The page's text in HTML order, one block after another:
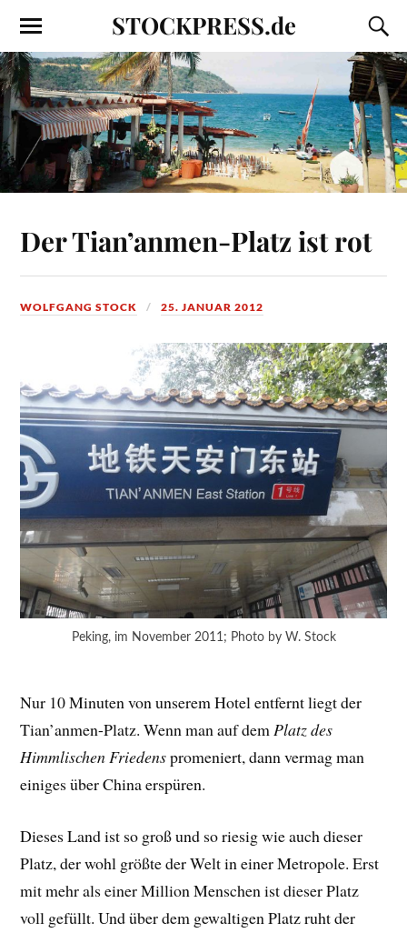
STOCKPRESS.de
Der Tian’anmen-Platz ist rot
WOLFGANG STOCK 25. JANUAR 2012
Peking, im November 2011; Photo by W. Stock
Nur 10 Minuten von unserem Hotel entfernt liegt der
Tian’anmen-Platz. Wenn man auf demPlatz des
Himmlischen Friedenspromeniert, dann vermag man
einiges über China erspüren.
Dieses Land ist so groß und so riesig wie auch dieser
Platz, der wohl größte der Welt in einer Metropole. Erst
mit mehr als einer Million Menschen ist dieser Platz
voll gefüllt. Und über dem gewaltigen Platz ruht der